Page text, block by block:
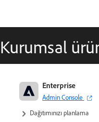
Kurumsal
Enterprise
Admin Console
Adobe İşletmeler ve Ekipler:
Yönetim kılavuzu
Dağıtımınızı planlama